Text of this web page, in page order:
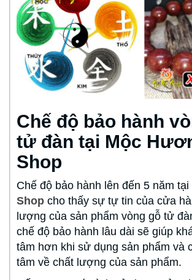
Chế độ bảo hành
tử đàn tại Mộc
Shop
Chế độ bảo hành lên đến 5 năm tại
Shop cho thấy sự tự tin của cửa
lượng của sản phẩm vòng gỗ tử
chế độ bảo hành lâu dài sẽ giúp
tâm hơn khi sử dụng sản phẩm và
tâm về chất lượng của sản phẩm.